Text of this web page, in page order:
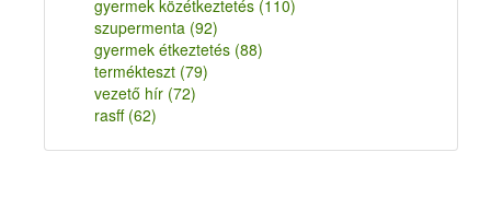
gyermek közétkeztetés (110)
szupermenta (92)
gyermek étkeztetés (88)
termékteszt (79)
vezető hír (72)
rasff (62)